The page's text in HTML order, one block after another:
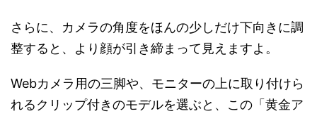
さらに、カメラの角度をほんの少しだけ下向きに調
整すると、より顔が引き締まって見えますよ。
Webカメラ用の三脚や、モニターの上に取り付けら
れるクリップ付きのモデルを選ぶと、この「黄金ア